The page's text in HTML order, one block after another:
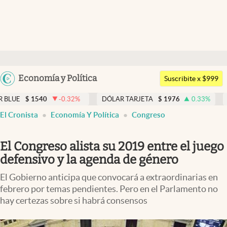
Argentina
Uruguay
Economía y Política
Members
Economía y Política
Finanzas y Mercados
Negocios
Columnistas
Otras secciones
Suscribite x $999
-0.32% DÓLAR TARJETA $ 1976 0.33% DÓLAR
El Cronista Economía Y Política Congreso
El Congreso alista su 2019 entre el juego
defensivo y la agenda de género
El Gobierno anticipa que convocará a extraordinarias en
febrero por temas pendientes. Pero en el Parlamento no
hay certezas sobre si habrá consensos